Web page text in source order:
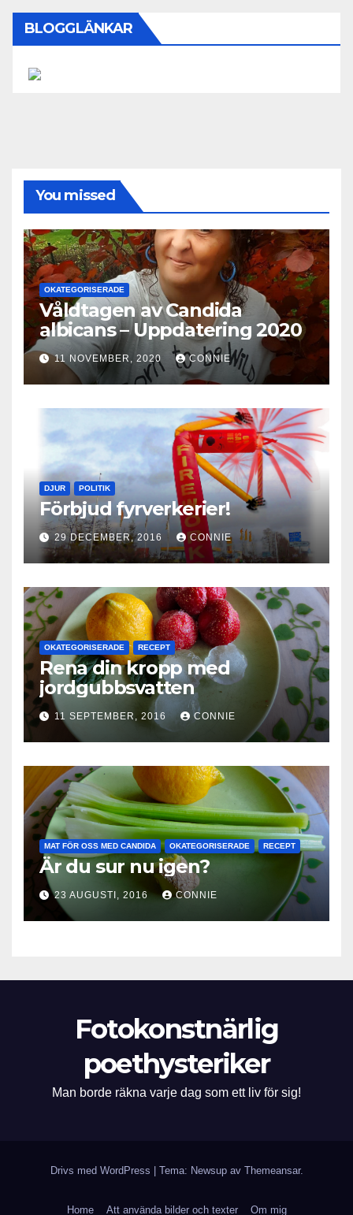
BLOGGLÄNKAR
You missed
OKATEGORISERADE
Våldtagen av Candida
albicans – Uppdatering 2020
11 NOVEMBER, 2020 CONNIE
DJUR POLITIK
Förbjud fyrverkerier!
29 DECEMBER, 2016 CONNIE
OKATEGORISERADE RECEPT
Rena din kropp med
jordgubbsvatten
11 SEPTEMBER, 2016 CONNIE
MAT FÖR OSS MED CANDIDA OKATEGORISERADE RECEPT
Är du sur nu igen?
23 AUGUSTI, 2016 CONNIE
Fotokonstnärlig
poethysteriker
Man borde räkna varje dag som ett liv för sig!
Drivs med WordPress Tema: Newsup av Themeansar.
Home Att använda bilder och texter Om mig